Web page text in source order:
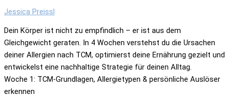
Jessica Preissl
Dein Körper ist nicht zu empfindlich – er ist aus dem
Gleichgewicht geraten. In 4 Wochen verstehst du die Ursachen
deiner Allergien nach TCM, optimierst deine Ernährung gezielt und
entwickelst eine nachhaltige Strategie für deinen Alltag.
Woche 1: TCM-Grundlagen, Allergietypen & persönliche Auslöser
erkennen